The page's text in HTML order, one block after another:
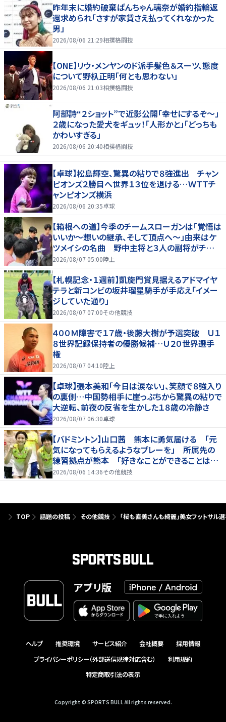
昨年末に婚約破棄ぱんちゃん璃奈が婚約指輪返
還求められ「さすが家賃さえ払ってくれなかった
男」
2026/08/06 21:29相撲格闘技
【ONE】リウ・メンヤンのド派手髪色＆スーツ、態度
について野杁正明「何とも思わない」
2026/08/06 21:03相撲格闘技
阿部詩“２ショット”で近影公開「幸せにするぞ〜」
２歳になった愛犬をギュッ！「人形かと」「どっちも
かわいすぎる」
2026/08/06 20:40相撲格闘技
【卓球】松島輝空、驚異の粘りで８強進出 チャン
ピオンズ２勝目へ世界１３位を退ける…ＷＴＴチ
ャンピオンズ横浜
2026/08/06 20:35卓球
【箱根への道】今季のチームスローガンは「覚悟は
いいか～想いの継承、そして頂点へ～」由来はケ
ツメイシの名曲 野中主将と３人の副将がチーム
を引っ張る…夏合宿特集第１弾、国学院大
2026/08/07 05:00陸上
【札幌記念・１週前】凱旋門賞見据えるアドマイヤ
テラと新コンビの坂井瑠星騎手が手応え「イメー
ジしていた通り」
2026/08/07 07:00その他競技
４００Ｍ障害で１７歳・後藤大樹が予選突破 Ｕ１
８世界記録保持者の優勝候補…Ｕ２０世界選手
権
2026/08/07 04:10陸上
【卓球】張本美和「今日は涙ない」、笑顔で８強入り
の裏側…中国勢相手に崖っぷちから驚異の粘りで
大逆転、前夜の反省を生かした１８歳の冷静さ
2026/08/07 06:30卓球
【バドミントン】山口茜 熊本に勇気届ける 「元
気になってもらえるようなプレーを」 所属先の
練習拠点が熊本 「好きなことができることは当
たり前じゃない」
2026/08/06 14:36その他競技
TOP 話題の投稿 その他競技 「桜も直美さんも綺麗」美女フットサル
アプリ版
ヘルプ 推奨環境 サービス紹介 会社概要
採用情報
プライバシーポリシー（外部送信規律対応含む）
利用規約
特定商取引法の表示
Copyright © SPORTS BULL All rights reserved.